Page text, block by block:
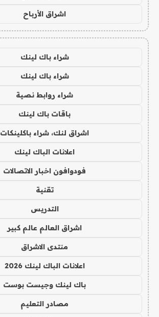
اشراق الأرباح
شراء باك لينك
شراء باك لينك
شراء روابط نصية
باقات باك لينك
اشراق لنك، شراء باكلينكات
اعلانات الباك لينك
فودوافون اخبار الاتصالات
تقنية
التدريس
اشراق العالم عالم كبير
منتدى الاشراق
اعلانات الباك لينك 2026
باك لينك وجيست بوست
مصادر التعليم